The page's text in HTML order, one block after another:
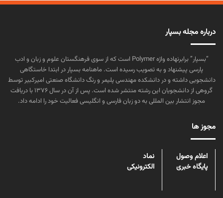
درباره مجله بسپار
“بسپار” برابرنهاده واژه Polymer است که از سوی فرهنگستان علوم و زبان و ادب
پارسی پیشنهاد و به تصویب رسیده است. ماهنامه بسپار در ابتدا خاستگاهی
دانشجویی داشته و در دانشکده مهندسی پلیمر و رنگ دانشگاه صنعتی امیرکبیر توسط
گروهی از دانشجویان این رشته منتشر شده است. پس از آن در سال ۱۳۷۶ با دریافت
مجوز انتشار بین المللی به دو زبان فارسی و انگلیسی فعالیت خود را ادامه داد.
مجوز ها
اعلام وصول
پایگاه خبری
نماد
الکترونیکی